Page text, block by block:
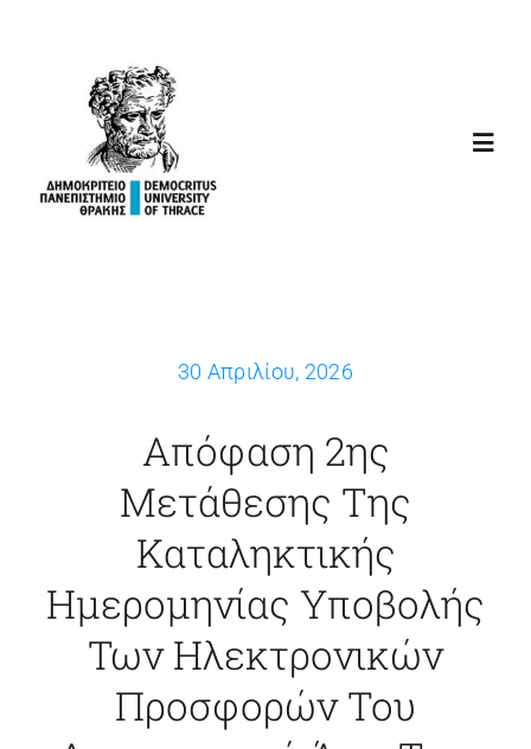
περιεχόμενο
30 Απριλίου, 2026
Απόφαση 2ης
Μετάθεσης Της
Καταληκτικής
Ημερομηνίας Υποβολής
Των Ηλεκτρονικών
Προσφορών Του